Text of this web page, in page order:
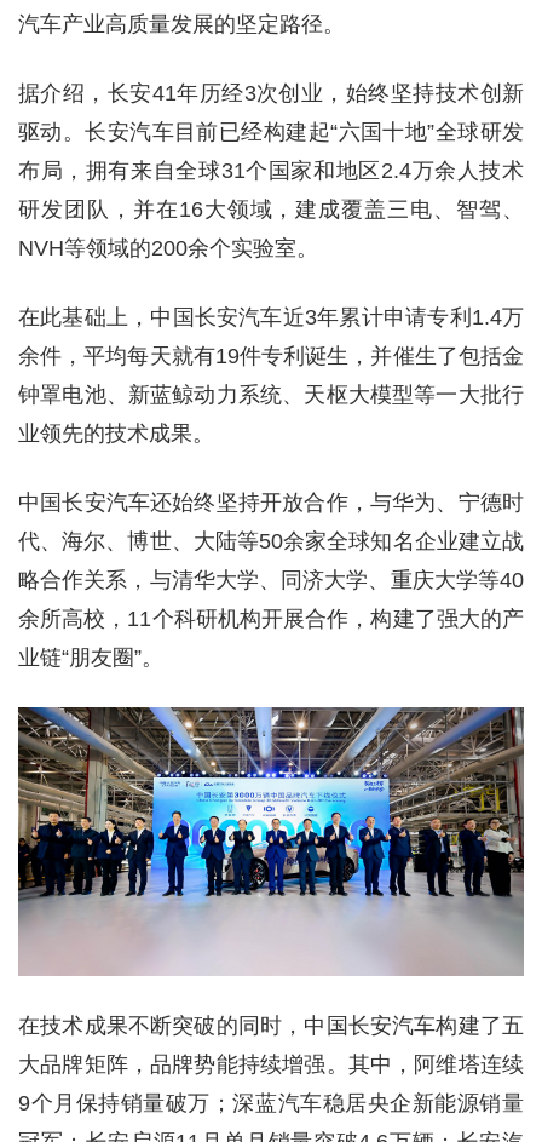
汽车产业高质量发展的坚定路径。
据介绍，长安41年历经3次创业，始终坚持技术创新
驱动。长安汽车目前已经构建起“六国十地”全球研发
布局，拥有来自全球31个国家和地区2.4万余人技术
研发团队，并在16大领域，建成覆盖三电、智驾、
NVH等领域的200余个实验室。
在此基础上，中国长安汽车近3年累计申请专利1.4万
余件，平均每天就有19件专利诞生，并催生了包括金
钟罩电池、新蓝鲸动力系统、天枢大模型等一大批行
业领先的技术成果。
中国长安汽车还始终坚持开放合作，与华为、宁德时
代、海尔、博世、大陆等50余家全球知名企业建立战
略合作关系，与清华大学、同济大学、重庆大学等40
余所高校，11个科研机构开展合作，构建了强大的产
业链“朋友圈”。
在技术成果不断突破的同时，中国长安汽车构建了五
大品牌矩阵，品牌势能持续增强。其中，阿维塔连续
9个月保持销量破万；深蓝汽车稳居央企新能源销量